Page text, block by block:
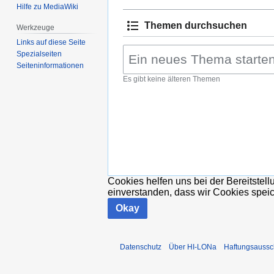
Themen durchsuchen
Es gibt keine älteren Themen
Cookies helfen uns bei der
einverstanden, dass wir Cookies
Okay
Hilfe zu MediaWiki
Werkzeuge
Links auf diese Seite
Spezialseiten
Seiten­­informationen
Datenschutz Über HI-LONa